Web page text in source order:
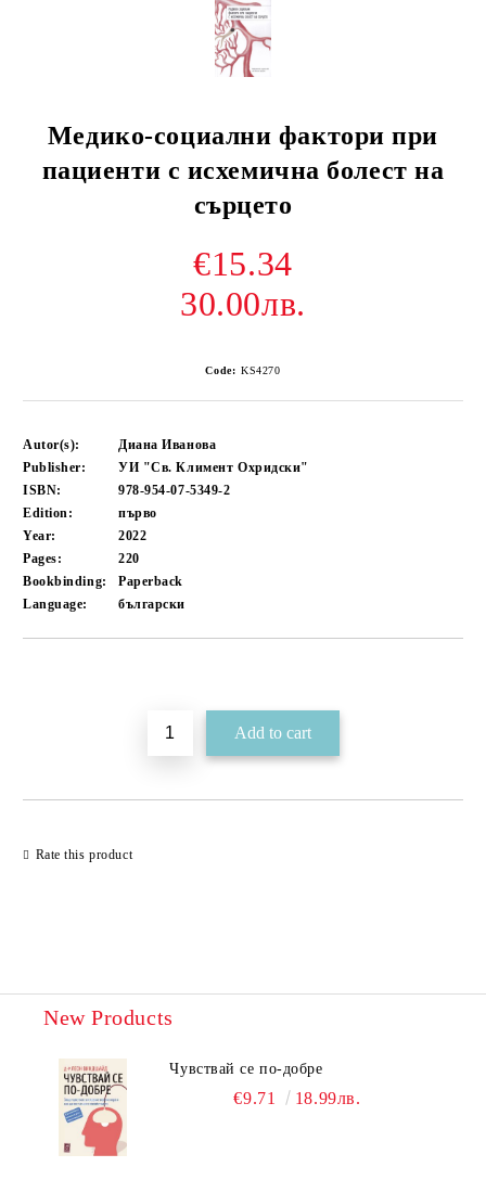
Медико-социални фактори при
пациенти с исхемична болест на
сърцето
€15.34
30.00лв.
Code: KS4270
Autor(s):
Диана Иванова
Publisher:
УИ "Св. Климент Охридски"
ISBN:
978-954-07-5349-2
Edition:
първо
Year:
2022
Pages:
220
Bookbinding:
Paperback
Language:
български
Rate this product
New Products
Чувствай се по-добре
€9.71 18.99лв.